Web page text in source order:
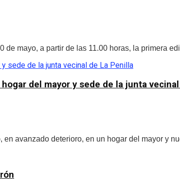
mayo, a partir de las 11.00 horas, la primera
del mayor y sede de la junta
avanzado deterioro, en un hogar del mayor y